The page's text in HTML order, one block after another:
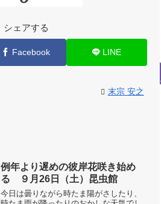
シェアする
Facebook LINE
末宗 安之
例年より遅めの彼岸花咲き始め
る ９月26日（土）昆虫館
今日は曇りながら時たま陽がさしたり、